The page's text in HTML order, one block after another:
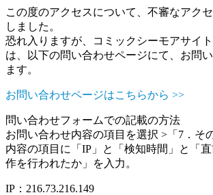
この度のアクセスについて、不審なアク
しました。
恐れ入りますが、コミックシーモアサイ
は、以下の問い合わせページにて、お問
ます。
お問い合わせページはこちらから >>
問い合わせフォームでの記載の方法
お問い合わせ内容の項目を選択 >「7．そ
内容の項目に「IP」と「検知時間」と「
作を行われたか」を入力。
IP：216.73.216.149